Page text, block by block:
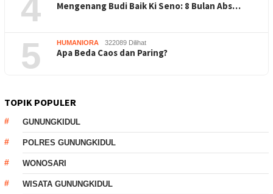
4 Mengenang Budi Baik Ki Seno: 8 Bulan Abs…
5 HUMANIORA 322089 Dilihat
Apa Beda Caos dan Paring?
TOPIK POPULER
GUNUNGKIDUL
POLRES GUNUNGKIDUL
WONOSARI
WISATA GUNUNGKIDUL